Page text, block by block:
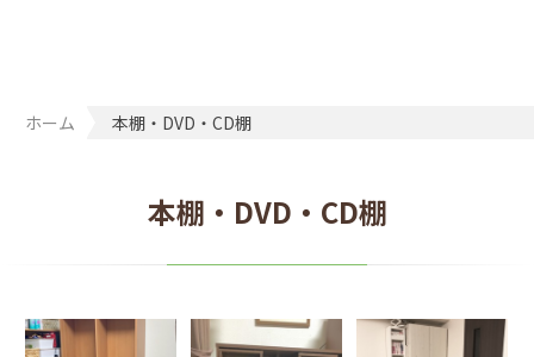
ホーム 本棚・DVD・CD棚
本棚・DVD・CD棚